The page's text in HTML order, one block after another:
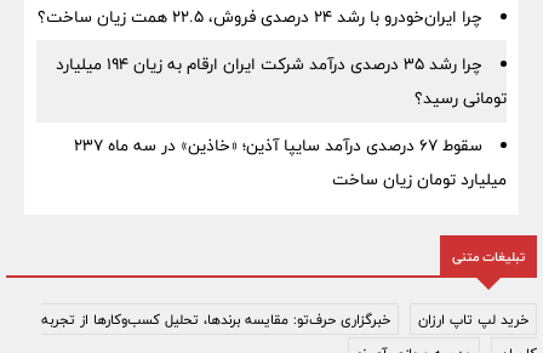
چرا ایران‌خودرو با رشد ۲۴ درصدی فروش، ۲۲.۵ همت زیان ساخت؟
چرا رشد ۳۵ درصدی درآمد شرکت ایران ارقام به زیان ۱۹۴ میلیارد
تومانی رسید؟
سقوط ۶۷ درصدی درآمد سایپا آذین؛ «خاذین» در سه ماه ۲۳۷
میلیارد تومان زیان ساخت
تبلیغات متنی
خرید لپ تاپ ارزان
خبرگزاری حرف‌تو: مقایسه برندها، تحلیل کسب‌وکارها از تجربه